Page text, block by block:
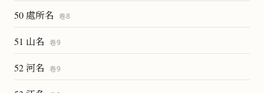
50 處所名 卷8
51 山名 卷9
52 河名 卷9